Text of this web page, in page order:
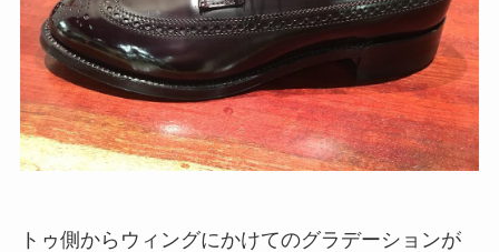
トゥ側からウィングにかけてのグラデーションが